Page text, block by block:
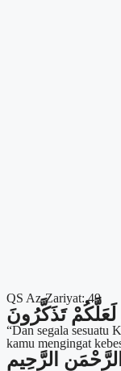
QS Az-Zariyat: 49
تَذَكَّرُونَ
“Dan segala sesuatu
kamu mengingat
الرَّحِيم